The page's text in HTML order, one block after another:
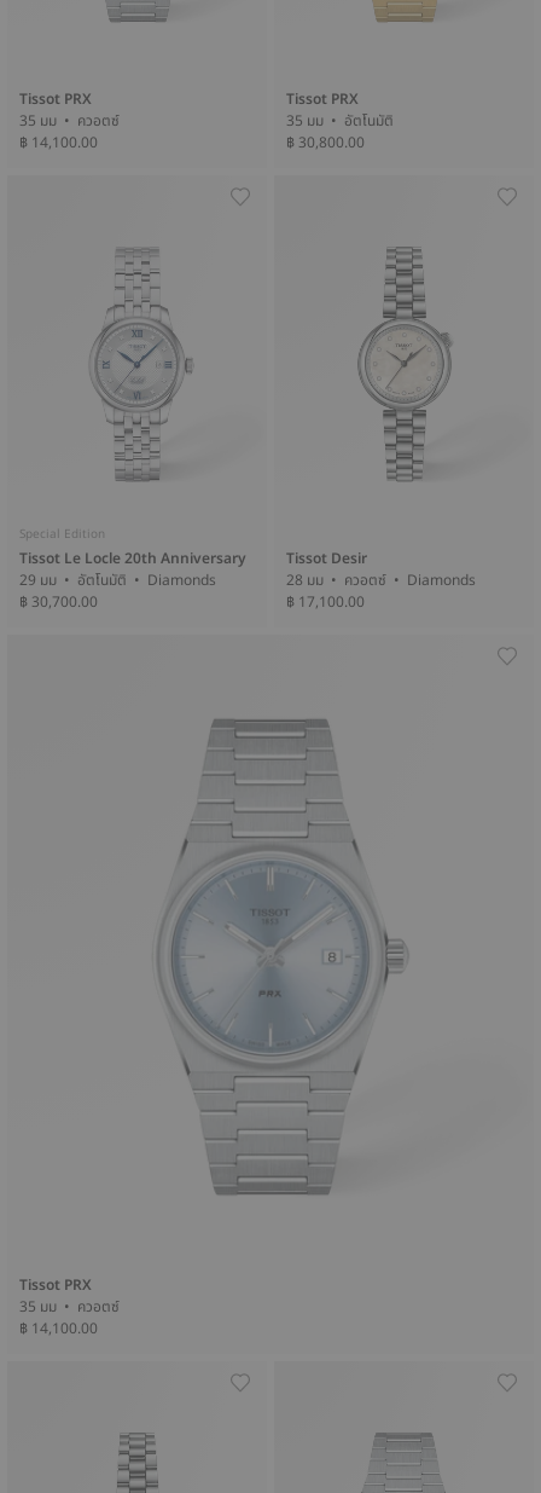
Tissot PRX
35 มม • ควอตซ์
฿ 14,100.00
Tissot PRX
35 มม • อัตโนมัติ
฿ 30,800.00
Special Edition
Tissot Le Locle 20th Anniversary
29 มม • อัตโนมัติ • Diamonds
฿ 30,700.00
Tissot Desir
28 มม • ควอตซ์ • Diamonds
฿ 17,100.00
Tissot PRX
35 มม • ควอตซ์
฿ 14,100.00